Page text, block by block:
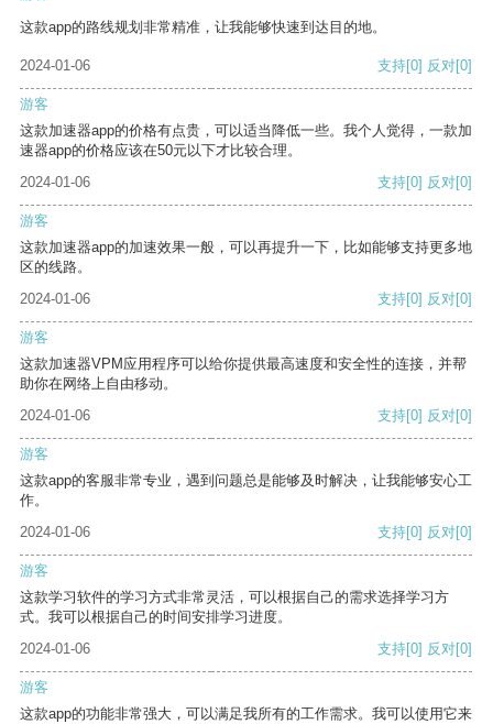
这款app的路线规划非常精准，让我能够快速到达目的地。
2024-01-06 支持[0] 反对[0]
游客
这款加速器app的价格有点贵，可以适当降低一些。我个人觉得，一款加
速器app的价格应该在50元以下才比较合理。
2024-01-06
支持[0] 反对[0]
游客
这款加速器app的加速效果一般，可以再提升一下，比如能够支持更多地
区的线路。
2024-01-06
支持[0] 反对[0]
游客
这款加速器VPM应用程序可以给你提供最高速度和安全性的连接，并帮
助你在网络上自由移动。
2024-01-06
支持[0] 反对[0]
游客
这款app的客服非常专业，遇到问题总是能够及时解决，让我能够安心工
作。
2024-01-06
支持[0] 反对[0]
游客
这款学习软件的学习方式非常灵活，可以根据自己的需求选择学习方
式。我可以根据自己的时间安排学习进度。
2024-01-06
支持[0] 反对[0]
游客
这款app的功能非常强大，可以满足我所有的工作需求。我可以使用它来